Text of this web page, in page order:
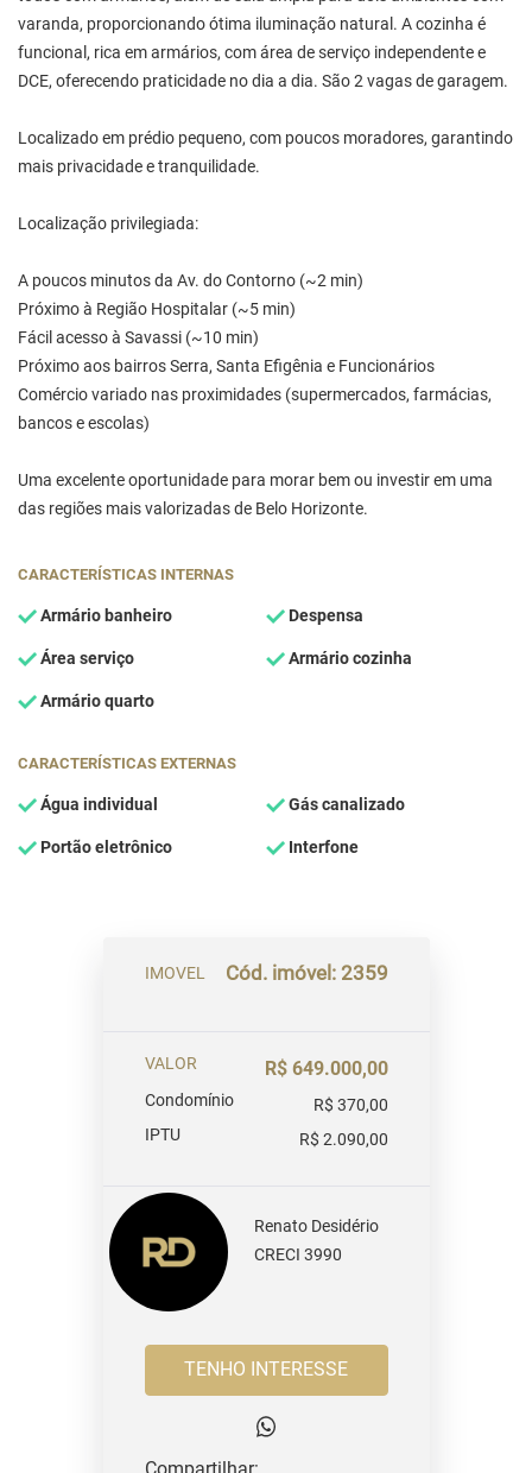
varanda, proporcionando ótima iluminação natural. A cozinha é
funcional, rica em armários, com área de serviço independente e
DCE, oferecendo praticidade no dia a dia. São 2 vagas de garagem.
Localizado em prédio pequeno, com poucos moradores, garantindo
mais privacidade e tranquilidade.
Localização privilegiada:
A poucos minutos da Av. do Contorno (~2 min)
Próximo à Região Hospitalar (~5 min)
Fácil acesso à Savassi (~10 min)
Próximo aos bairros Serra, Santa Efigênia e Funcionários
Comércio variado nas proximidades (supermercados, farmácias,
bancos e escolas)
Uma excelente oportunidade para morar bem ou investir em uma
das regiões mais valorizadas de Belo Horizonte.
CARACTERÍSTICAS INTERNAS
Armário banheiro Despensa
Área serviço Armário cozinha
Armário quarto
CARACTERÍSTICAS EXTERNAS
Água individual Gás canalizado
Portão eletrônico Interfone
IMOVEL Cód. imóvel: 2359
VALOR R$ 649.000,00
Condomínio
R$ 370,00
IPTU
R$ 2.090,00
Renato Desidério
CRECI 3990
TENHO INTERESSE
Compartilhar: